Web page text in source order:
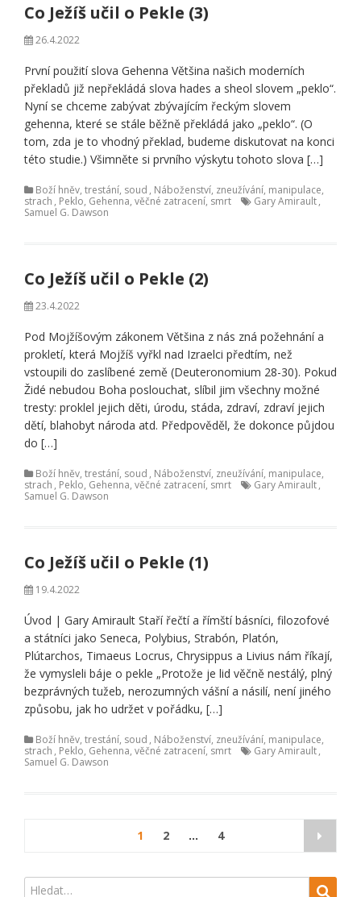
Co Ježíš učil o Pekle (3)
26.4.2022
První použití slova Gehenna Většina našich moderních
překladů již nepřekládá slova hades a sheol slovem „peklo“.
Nyní se chceme zabývat zbývajícím řeckým slovem
gehenna, které se stále běžně překládá jako „peklo“. (O
tom, zda je to vhodný překlad, budeme diskutovat na konci
této studie.) Všimněte si prvního výskytu tohoto slova […]
Boží hněv, trestání, soud , Náboženství, zneužívání, manipulace,
strach , Peklo, Gehenna, věčné zatracení, smrt Gary Amirault,
Samuel G. Dawson
Co Ježíš učil o Pekle (2)
23.4.2022
Pod Mojžíšovým zákonem Většina z nás zná požehnání a
prokletí, která Mojžíš vyřkl nad Izraelci předtím, než
vstoupili do zaslíbené země (Deuteronomium 28-30). Pokud
Židé nebudou Boha poslouchat, slíbil jim všechny možné
tresty: proklel jejich děti, úrodu, stáda, zdraví, zdraví jejich
dětí, blahobyt národa atd. Předpověděl, že dokonce půjdou
do […]
Boží hněv, trestání, soud , Náboženství, zneužívání, manipulace,
strach , Peklo, Gehenna, věčné zatracení, smrt Gary Amirault,
Samuel G. Dawson
Co Ježíš učil o Pekle (1)
19.4.2022
Úvod | Gary Amirault Staří řečtí a římští básníci, filozofové
a státníci jako Seneca, Polybius, Strabón, Platón,
Plútarchos, Timaeus Locrus, Chrysippus a Livius nám říkají,
že vymysleli báje o pekle „Protože je lid věčně nestálý, plný
bezprávných tužeb, nerozumných vášní a násilí, není jiného
způsobu, jak ho udržet v pořádku, […]
Boží hněv, trestání, soud , Náboženství, zneužívání, manipulace,
strach , Peklo, Gehenna, věčné zatracení, smrt Gary Amirault,
Samuel G. Dawson
1 2 … 4